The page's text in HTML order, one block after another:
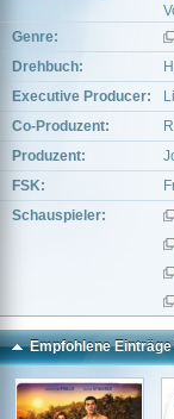
Genre:
Drehbuch:
Executive Producer:
Co-Produzent:
Produzent:
FSK:
Schauspieler:
Empfohlene